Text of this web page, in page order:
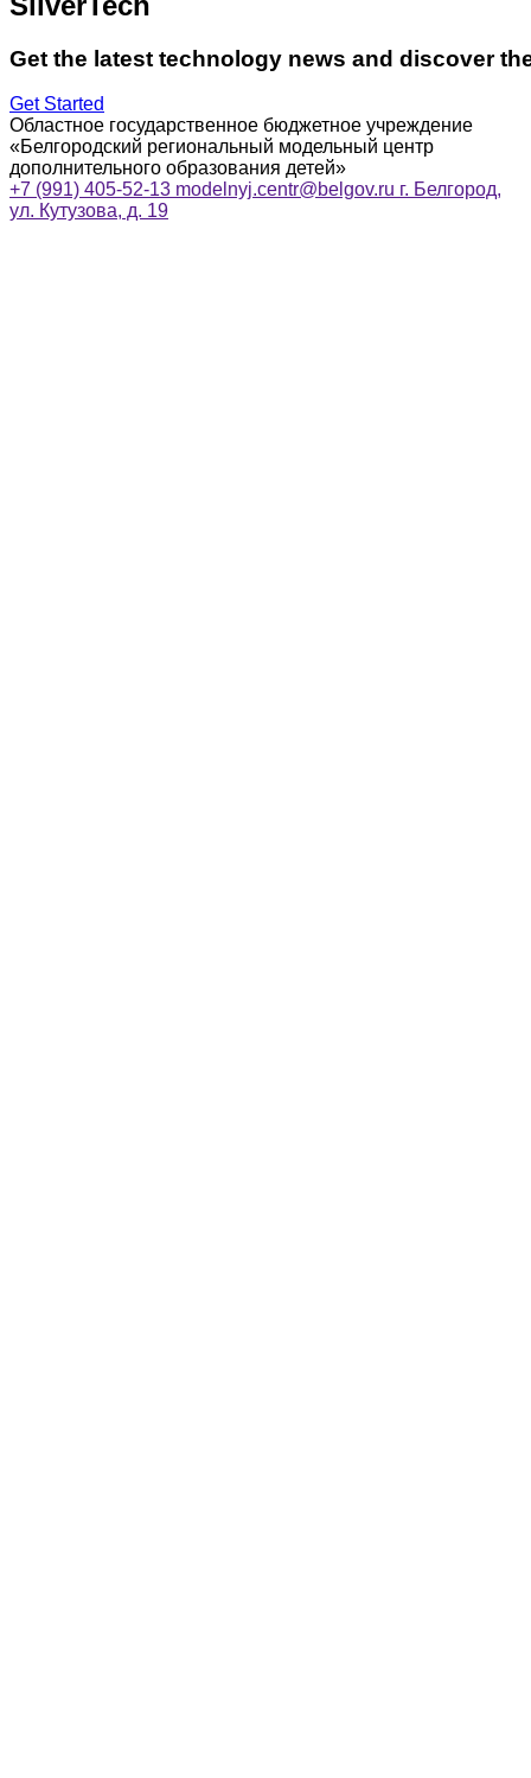
Get the latest technology news and discover
Get Started
Областное государственное бюджетное учреждение
«Белгородский региональный модельный центр
дополнительного образования детей»
+7 (991) 405-52-13 modelnyj.centr@belgov.ru г. Белгород,
ул. Кутузова, д. 19